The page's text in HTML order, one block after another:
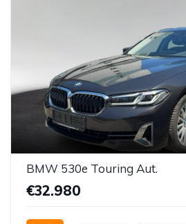
BMW 530e Touring Aut.
€32.980